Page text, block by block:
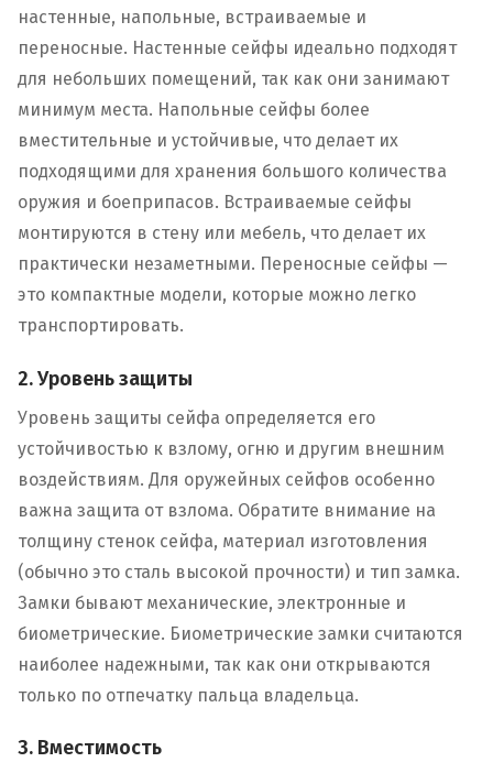
настенные, напольные, встраиваемые и
переносные. Настенные сейфы идеально подходят
для небольших помещений, так как они занимают
минимум места. Напольные сейфы более
вместительные и устойчивые, что делает их
подходящими для хранения большого количества
оружия и боеприпасов. Встраиваемые сейфы
монтируются в стену или мебель, что делает их
практически незаметными. Переносные сейфы —
это компактные модели, которые можно легко
транспортировать.
2. Уровень защиты
Уровень защиты сейфа определяется его
устойчивостью к взлому, огню и другим внешним
воздействиям. Для оружейных сейфов особенно
важна защита от взлома. Обратите внимание на
толщину стенок сейфа, материал изготовления
(обычно это сталь высокой прочности) и тип замка.
Замки бывают механические, электронные и
биометрические. Биометрические замки считаются
наиболее надежными, так как они открываются
только по отпечатку пальца владельца.
3. Вместимость